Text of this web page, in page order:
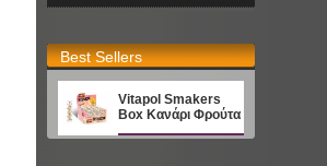
Best Sellers
Vitapol Smakers
Box Κανάρι Φρούτα